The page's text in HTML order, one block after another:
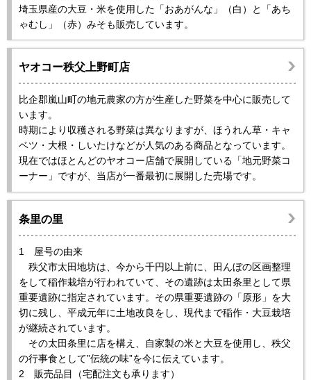
埼玉県産の大豆・米を使用した「おあがんな」（白）と「あち
ゃむし」（赤）みそも販売しています。
ヤオコー秩父上野町店
比企郡嵐山町の地元農家の方が生産した野菜を中心に販売して
います。
時期により収穫される野菜は異なりますが、ほうれん草・キャ
ベツ・大根・しいたけなどが人気のある商品となっています。
現在ではほとんどのヤオコー店舗で展開している「地元野菜コ
ーナー」ですが、当店が一番最初に展開した売場です。
条里の里
1 屋号の由来
秩父市太田地坊は、今から千円以上前に、田んぼの区画整理
をして稲作栽培が行われていて、その遺跡は太田条里として県
重要遺跡に指定されています。その県重要遺跡の「原形」を大
切に残し、平成元年に土地改良をし、現代まで稲作・大豆栽培
が継続されています。
その太田条里に店を構え、自家製の米と大豆を使用し、秩父
の行事食として”伝統の味”を今に伝えています。
2 販売品目（宅配注文も承ります）